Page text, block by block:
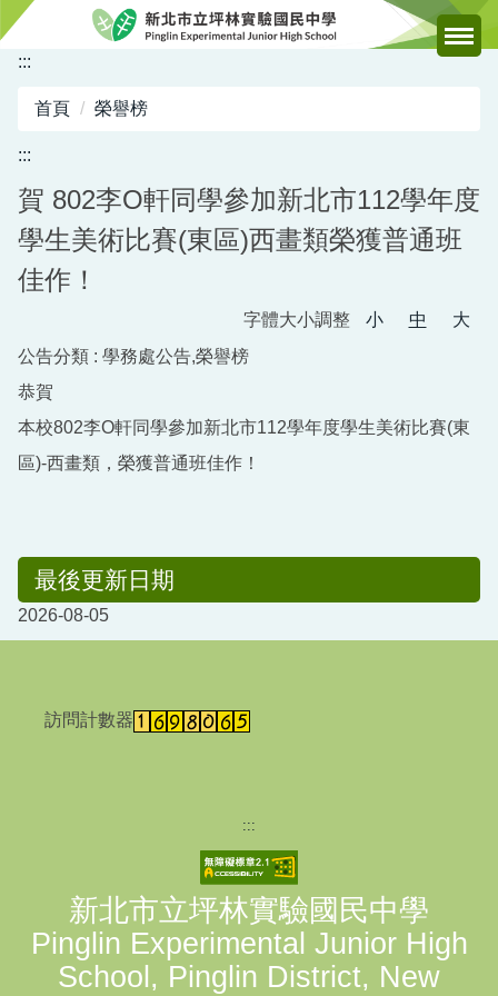
跳
主
容
:::
首頁 榮譽榜
:::
賀 802李O軒同學參加新北市112學年度
學生美術比賽(東區)西畫類榮獲普通班
佳作！
字體大小調整 小 中
大
公告分類 : 學務處公告,榮譽榜
恭賀
本校802李O軒同學參加新北市112學年度學生美術比賽(東
區)-西畫類，榮獲普通班佳作！
最後更新日期
2026-08-05
訪問計數器
:::
新北市立坪林實驗國民中學
Pinglin Experimental Junior High
School, Pinglin District, New